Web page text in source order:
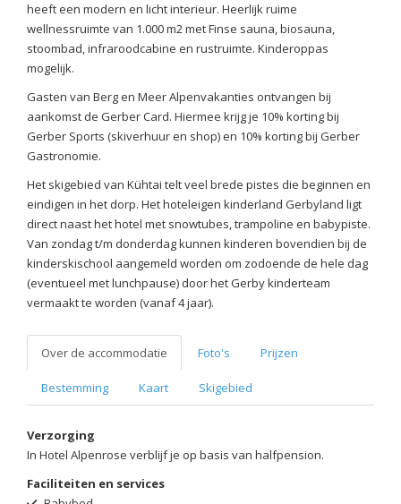
heeft een modern en licht interieur. Heerlijk ruime
wellnessruimte van 1.000 m2 met Finse sauna, biosauna,
stoombad, infraroodcabine en rustruimte. Kinderoppas
mogelijk.
Gasten van Berg en Meer Alpenvakanties ontvangen bij
aankomst de Gerber Card. Hiermee krijg je 10% korting bij
Gerber Sports (skiverhuur en shop) en 10% korting bij Gerber
Gastronomie.
Het skigebied van Kühtai telt veel brede pistes die beginnen en
eindigen in het dorp. Het hoteleigen kinderland Gerbyland ligt
direct naast het hotel met snowtubes, trampoline en babypiste.
Van zondag t/m donderdag kunnen kinderen bovendien bij de
kinderskischool aangemeld worden om zodoende de hele dag
(eventueel met lunchpause) door het Gerby kinderteam
vermaakt te worden (vanaf 4 jaar).
Over de accommodatie Foto's Prijzen
Bestemming Kaart Skigebied
Verzorging
In Hotel Alpenrose verblijf je op basis van halfpension.
Faciliteiten en services